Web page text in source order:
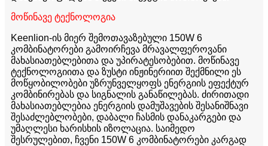
მოწინავე ტექნოლოგია
Keenlion-ის მიერ შემოთავაზებული 150W 6
კომბინატორები გამოირჩევა მრავალფეროვანი
მახასიათებლებითა და უპირატესობებით. მოწინავე
ტექნოლოგიითა და ზუსტი ინჟინერიით შექმნილი ეს
მოწყობილობები უზრუნველყოფს ენერგიის ეფექტურ
კომბინირებას და სიგნალის განაწილებას. ძირითადი
მახასიათებლებია ენერგიის დამუშავების შესანიშნავი
შესაძლებლობები, დაბალი ჩასმის დანაკარგები და
უმაღლესი ხარისხის იზოლაცია. საიმედო
შესრულებით, ჩვენი 150W 6 კომბინატორები კარგად